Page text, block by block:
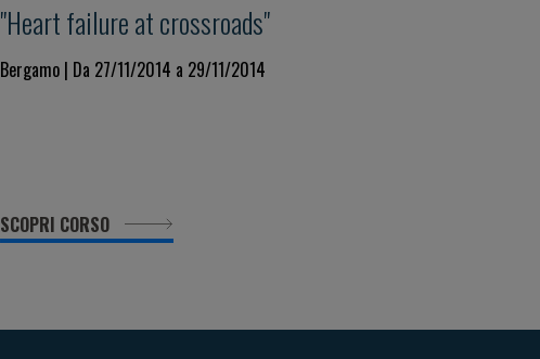
"Heart failure at crossroads"
Bergamo | Da 27/11/2014 a 29/11/2014
SCOPRI CORSO